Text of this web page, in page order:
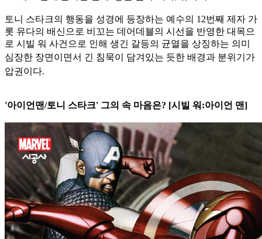
토니 스타크의 행동을 성경에 등장하는 예수의 12번째 제자 가
롯 유다의 배신으로 비꼬는 데어데블의 시선을 반영한 대목으
로 시빌 워 사건으로 인해 생긴 갈등의 균열을 상징하는 의미
심장한 장면이면서 긴 침묵이 담겨있는 듯한 배경과 분위기가
압권이다.
'아이언맨/토니 스타크' 그의 속 마음은? [시빌 워:아이언 맨]